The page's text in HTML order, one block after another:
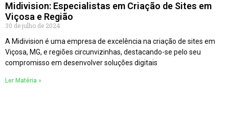
Midivision: Especialistas em Criação de Sites em
Viçosa e Região
30 de julho de 2024
A Midivision é uma empresa de excelência na criação de sites em
Viçosa, MG, e regiões circunvizinhas, destacando-se pelo seu
compromisso em desenvolver soluções digitais
Ler Matéria »